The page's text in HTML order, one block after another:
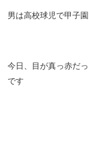
男は高校球児で甲子
今日、目が真っ赤だ
です